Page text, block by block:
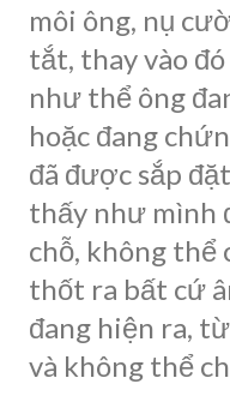
môi ông, nụ
tắt, thay vào
như thể ông
hoặc đang
đã được sắp
thấy như mình
chỗ, không thể
thốt ra bất cứ
đang hiện ra,
và không thể